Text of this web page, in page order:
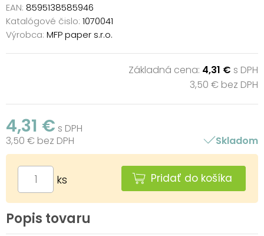
EAN: 8595138585946
Katalógové čislo: 1070041
Výrobca: MFP paper s.r.o.
Základná cena: 4,31 € s DPH
3,50 € bez DPH
4,31 € s DPH
3,50 € bez DPH
Skladom
ks Pridať do košíka
Popis tovaru